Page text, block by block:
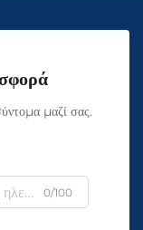
μαζί σας.
0/100